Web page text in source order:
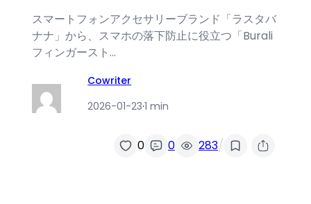
スマートフォンアクセサリーブランド「ラスタバ
ナナ」から、スマホの落下防止に役立つ「Burali
フィンガースト…
Cowriter
2026-01-23·1 min
0 0 283/